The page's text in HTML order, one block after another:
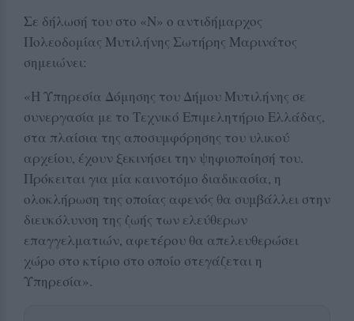
Σε δήλωσή του στο «Ν» ο αντιδήμαρχος
Πολεοδομίας Μυτιλήνης Σωτήρης Μαρινάτος
σημειώνει:
«Η Υπηρεσία Δόμησης του Δήμου Μυτιλήνης σε
συνεργασία με το Τεχνικό Επιμελητήριο Ελλάδας,
στα πλαίσια της αποσυμφόρησης του υλικού
αρχείου, έχουν ξεκινήσει την ψηφιοποίησή του.
Πρόκειται για μία καινοτόμο διαδικασία, η
ολοκλήρωση της οποίας αφενός θα συμβάλλει στην
διευκόλυνση της ζωής των ελεύθερων
επαγγελματιών, αφετέρου θα απελευθερώσει
χώρο στο κτίριο στο οποίο στεγάζεται η
Υπηρεσία».